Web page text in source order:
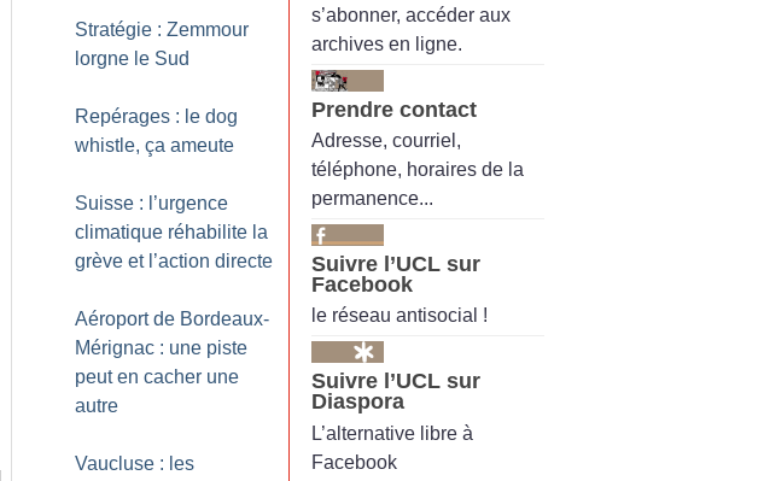
Stratégie : Zemmour
lorgne le Sud
Repérages : le dog
whistle, ça ameute
Suisse : l’urgence
climatique réhabilite la
grève et l’action directe
Aéroport de Bordeaux-
Mérignac : une piste
peut en cacher une
autre
Vaucluse : les
s’abonner, accéder aux
archives en ligne.
Prendre contact
Adresse, courriel,
téléphone, horaires de la
permanence...
Suivre l’UCL sur
Facebook
le réseau antisocial !
Suivre l’UCL sur
Diaspora
L’alternative libre à
Facebook